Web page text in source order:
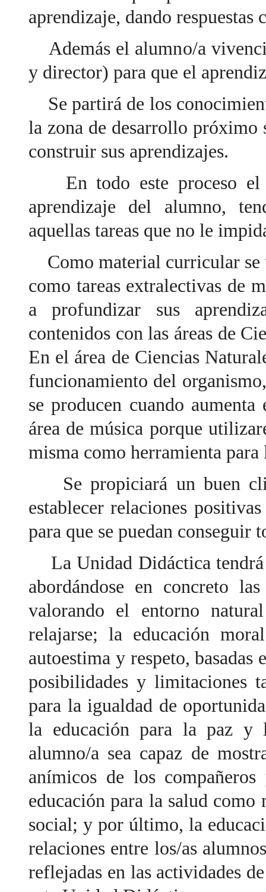
aprendizaje, dando respuestas
Además el alumno/a
y director) para que el
Se partirá de los
la zona de desarrollo próximo
construir sus aprendizajes.
En todo este proceso el
aprendizaje del alumno,
aquellas tareas que no le
Como material curricular se
como tareas extralectivas de
a profundizar sus
contenidos con las áreas de
En el área de Ciencias
funcionamiento del
se producen cuando
área de música porque
misma como herramienta para
Se propiciará un buen
establecer relaciones
para que se puedan conseguir
La Unidad Didáctica tendrá
abordándose en concreto
valorando el entorno
relajarse; la educación
autoestima y respeto,
posibilidades y limitaciones
para la igualdad de
la educación para la paz y
alumno/a sea capaz de
anímicos de los
educación para la salud
social; y por último, la
relaciones entre los/as
reflejadas en las actividades